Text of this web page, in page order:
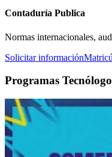
Contaduría Publica
Normas internacionales,
Solicitar información
Programas